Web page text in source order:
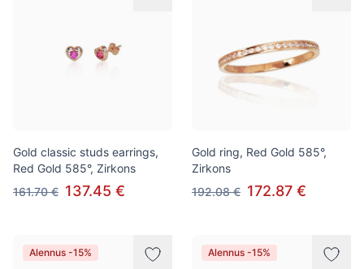
Gold classic studs earrings,
Red Gold 585°, Zirkons
161.70 € 137.45 €
Gold ring, Red Gold 585°,
Zirkons
192.08 € 172.87 €
Alennus -15% Alennus -15%